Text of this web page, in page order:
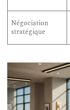
Négociation
stratégique